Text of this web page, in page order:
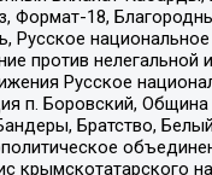
Формат-18,
против нелегальной
Русское
п. Боровский,
Братство,
крымскотатарского